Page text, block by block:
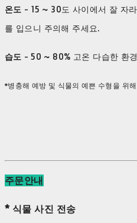
​온도 - 15 ~ 30도 사이에서 잘 자
를 입으니 주의해 주세요.
습도 - 50 ~ 80% 고온 다습한 환
*병충해 예방 및 식물의 예쁜 수형을 위해
주문안내
* 식물 사진 전송